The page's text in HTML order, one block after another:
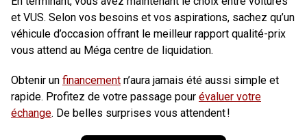
et VUS. Selon vos besoins et vos aspirations, sachez qu’un
véhicule d’occasion offrant le meilleur rapport qualité-prix
vous attend au Méga centre de liquidation.
Obtenir un financement n’aura jamais été aussi simple et
rapide. Profitez de votre passage pour évaluer votre
échange. De belles surprises vous attendent !